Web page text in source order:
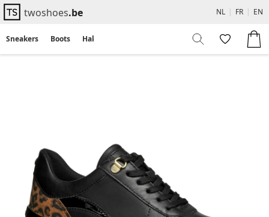
twoshoes.be NL | FR | EN
Sneakers Boots Hakken